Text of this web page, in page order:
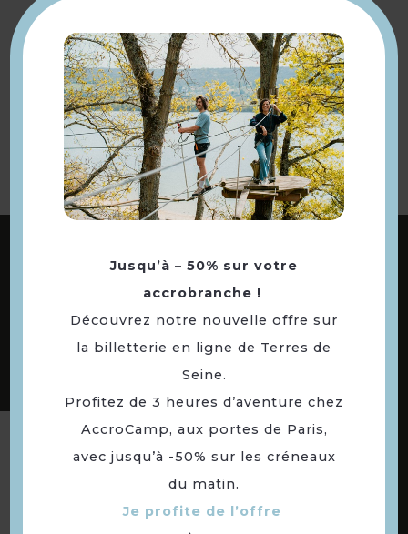
Retourner
à la sélection
DÉCOUVREZ LES
73 COMMUNES
DE NOTRE TERRITOIRE
Suivez-nous
Jusqu’à – 50% sur votre
accrobranche !
Découvrez notre nouvelle offre sur
la billetterie en ligne de Terres de
Seine.
Profitez de 3 heures d’aventure chez
AccroCamp, aux portes de Paris,
avec jusqu’à -50% sur les créneaux
du matin.
Je profite de l’offre